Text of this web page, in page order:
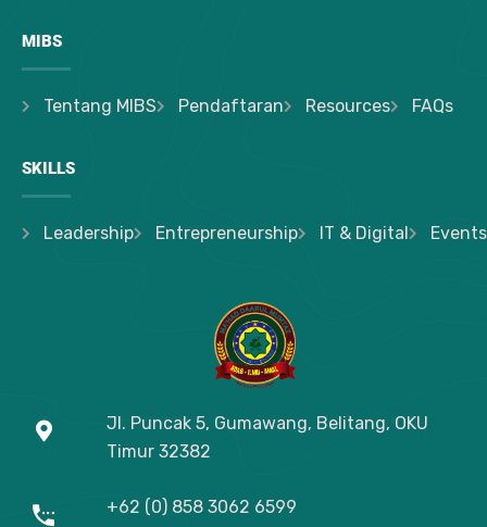
MIBS
Tentang MIBS Pendaftaran Resources FAQs
SKILLS
Leadership Entrepreneurship IT & Digital Events
Jl. Puncak 5, Gumawang, Belitang, OKU
Timur 32382
+62 (0) 858 3062 6599